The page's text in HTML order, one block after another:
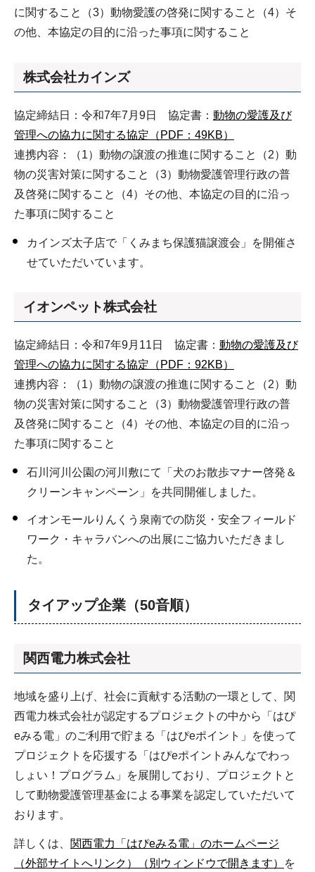
に関すること（3）動物愛護の啓発に関すること（4）そ
の他、本協定の目的に沿った事項に関すること
株式会社カインズ
協定締結日：令和7年7月9日 協定書： 動物の愛護及び
管理への協力に関する協定（PDF：49KB）
連携内容：（1）動物の譲渡の推進に関すること（2）動
物の災害対策に関すること（3）動物愛護管理行政の普
及啓発に関すること（4）その他、本協定の目的に沿っ
た事項に関すること
カインズ太子店で「くみまち保護猫譲渡会」を開催さ
せていただいています。
イオンペット株式会社
協定締結日：令和7年9月11日 協定書： 動物の愛護及び
管理への協力に関する協定（PDF：92KB）
連携内容：（1）動物の譲渡の推進に関すること（2）動
物の災害対策に関すること（3）動物愛護管理行政の普
及啓発に関すること（4）その他、本協定の目的に沿っ
た事項に関すること
石川河川公園の河川敷にて「犬のお散歩マナー啓発＆
クリーンキャンペーン」を共同開催しました。
イオンモールりんくう泉南での防災・安全フィールド
ワーク・キャラバンへの出展にご協力いただきまし
た。
タイアップ企業（50音順）
関西電力株式会社
地域を盛り上げ、社会に貢献する活動の一環として、関
西電力株式会社が認定するプロジェクトの中から「はぴ
eみる電」のご利用で貯まる「はぴeポイント」を使って
プロジェクトを応援する「はぴeポイントみんなでわっ
しょい！プログラム」を展開しており、プロジェクトと
して動物愛護管理基金による事業を認定していただいて
おります。
詳しくは、 関西電力「はぴeみる電」のホームページ
（外部サイトへリンク）（別ウィンドウで開きます）
を